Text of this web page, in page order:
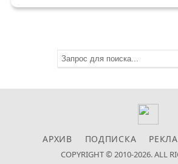
АРХИВ ПОДПИСКА
COPYRIGHT © 2010-2026. ALL